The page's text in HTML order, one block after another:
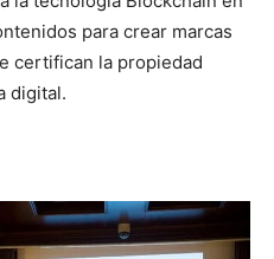
para crear marcas
certifican la propiedad
digital.